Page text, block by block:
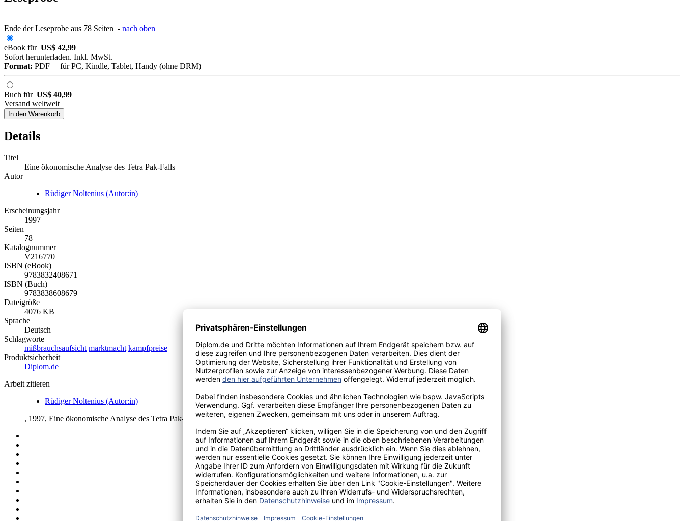
Ende der Leseprobe aus 78 Seiten - nach oben
eBook für US$ 42,99
Sofort herunterladen. Inkl. MwSt.
Format: PDF – für PC, Kindle, Tablet, Handy (ohne DRM)
Buch für US$ 40,99
Versand weltweit
In den Warenkorb
Details
Titel
Eine ökonomische Analyse des Tetra Pak-Falls
Autor
Rüdiger Noltenius (Autor:in)
Erscheinungsjahr
1997
Seiten
78
Katalognummer
V216770
ISBN (eBook)
9783832408671
ISBN (Buch)
9783838608679
Dateigröße
4076 KB
Sprache
Deutsch
Schlagworte
mißbrauchsaufsicht marktmacht kampfpreise
Produktsicherheit
Diplom.de
Arbeit zitieren
Rüdiger Noltenius (Autor:in)
, 1997, Eine ökonomische Analyse des Tetra Pak-Falls, Hamburg, Bedey Media GmbH, https://www.diplom.de/document/216770